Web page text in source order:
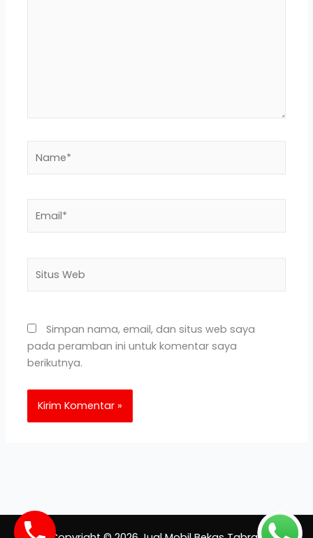
Web
Simpan nama, email, dan situs web saya
pada peramban ini untuk komentar saya
berikutnya.